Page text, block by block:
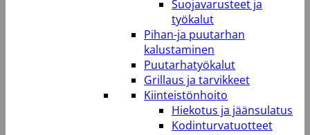
Suojavarusteet ja
työkalut
Pihan-ja puutarhan
kalustaminen
Puutarhatyökalut
Grillaus ja tarvikkeet
Kiinteistönhoito
Hiekotus ja jäänsulatus
Kodinturvatuotteet